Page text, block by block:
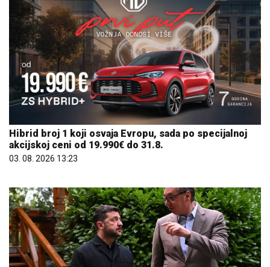
Hibrid broj 1 koji osvaja Evropu, sada po specijalnoj
akcijskoj ceni od 19.990€ do 31.8.
03. 08. 2026 13:23